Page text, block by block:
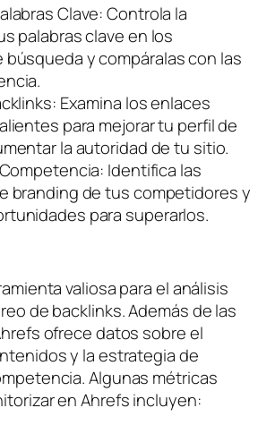
Clave: Controla la
palabras clave en los
y compáralas con las
Examina los enlaces
para mejorar tu perfil de
la autoridad de tu sitio.
Identifica las
branding de tus competidores y
para superarlos.
valiosa para el análisis
de backlinks. Además de las
ofrece datos sobre el
y la estrategia de
Algunas métricas
en Ahrefs incluyen: